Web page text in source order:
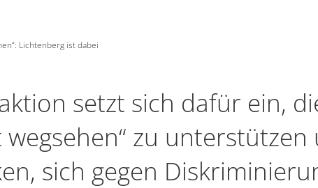
Lichtenberg ist dabei
setzt sich dafür ein,
zu unterstützen
sich gegen